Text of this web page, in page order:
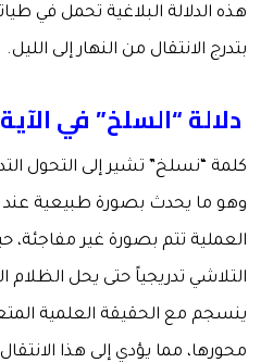
هذه الدلالة البلاغية تحمل في
بتدرج الانتقال من النهار إلى الليل.
دلالة “السلخ” في الآية
كلمة “نسلخ” تشير إلى التحول
وهو ما يحدث بصورة طبيعية
العملية تتم بصورة غير مفاجئة،
التلاشي تدريجياً حتى يحل الظلام
ينسجم مع الحقيقة العلمية
محورها، مما يؤدي إلى هذا الانتقال